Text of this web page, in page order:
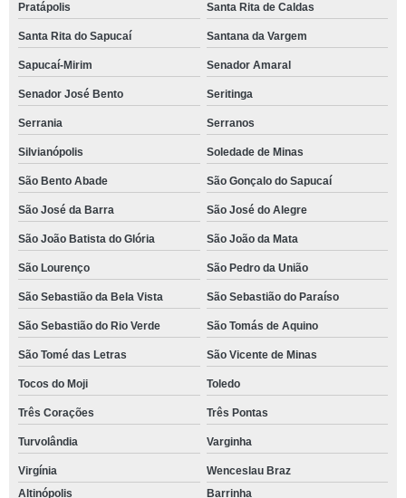
Pratápolis Santa Rita de Caldas
Santa Rita do Sapucaí Santana da Vargem
Sapucaí-Mirim Senador Amaral
Senador José Bento Seritinga
Serrania Serranos
Silvianópolis Soledade de Minas
São Bento Abade São Gonçalo do Sapucaí
São José da Barra São José do Alegre
São João Batista do Glória São João da Mata
São Lourenço São Pedro da União
São Sebastião da Bela Vista São Sebastião do Paraíso
São Sebastião do Rio Verde São Tomás de Aquino
São Tomé das Letras São Vicente de Minas
Tocos do Moji Toledo
Três Corações Três Pontas
Turvolândia Varginha
Virgínia
Wenceslau Braz
Altinópolis
Barrinha